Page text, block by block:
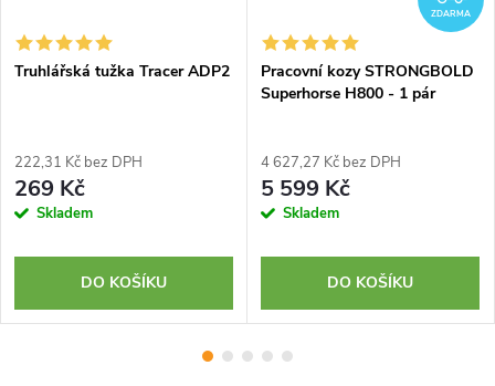
Truhlářská tužka Tracer ADP2
222,31 Kč bez DPH
269 Kč
Skladem
DO KOŠÍKU
ZDARMA
Pracovní kozy STRONGBOLD
Superhorse H800 - 1 pár
4 627,27 Kč bez DPH
5 599 Kč
Skladem
DO KOŠÍKU